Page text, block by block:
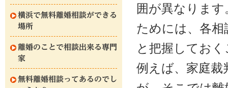
横浜で無料離婚相談ができる
場所
離婚のことで相談出来る専門
家
無料離婚相談ってあるのでし
囲が異なりま
ためには、各
と把握してお
例えば、家庭裁